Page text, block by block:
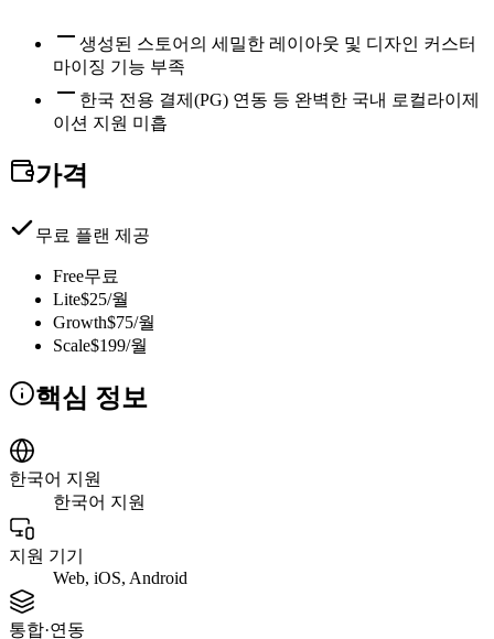
생성된 스토어의 세밀한 레이아웃 및 디자인 커스터
마이징 기능 부족
한국 전용 결제(PG) 연동 등 완벽한 국내 로컬라이제
이션 지원 미흡
가격
무료 플랜 제공
Free무료
Lite$25/월
Growth$75/월
Scale$199/월
핵심 정보
한국어 지원
한국어 지원
지원 기기
Web, iOS, Android
통합·연동